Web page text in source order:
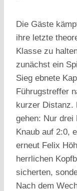
Die Gäste
ihre letzte
Klasse zu
zunächst ein
Sieg ebnete
Führugstreffer
kurzer Distanz.
gehen: Nur drei
Knaub auf 2:0,
erneut Felix
herrlichen
sicherten,
Nach dem